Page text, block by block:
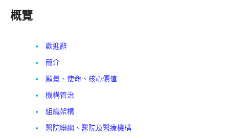
概覽
歡迎辭
簡介
願景、使命、核心價值
機構管治
組織架構
醫院聯網、醫院及醫療機構